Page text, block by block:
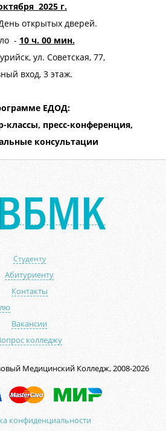
2025 г.
открытых дверей.
- 10 ч. 00 мин.
ул. Советская, 77,
вход, 3 этаж.
ЕДОД:
классы, пресс-конференция,
консультации
Студенту
Абитуриенту
Контакты
Вакансии
колледжу
Медицинский Колледж, 2008-2026
конфиденциальности